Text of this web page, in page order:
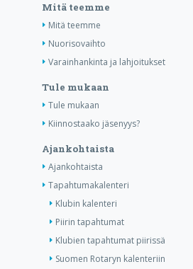
Mitä teemme
Mitä teemme
Nuorisovaihto
Varainhankinta ja lahjoitukset
Tule mukaan
Tule mukaan
Kiinnostaako jäsenyys?
Ajankohtaista
Ajankohtaista
Tapahtumakalenteri
Klubin kalenteri
Piirin tapahtumat
Klubien tapahtumat piirissä
Suomen Rotaryn kalenteriin